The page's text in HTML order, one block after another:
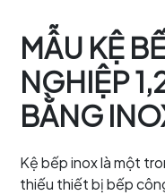
MẪU KỆ
NGHIỆP
BẰNG
Kệ bếp inox là một
thiếu thiết bị bếp